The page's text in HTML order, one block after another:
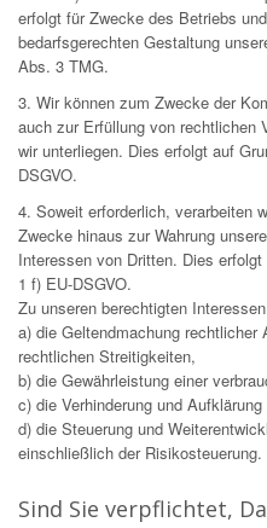
erfolgt für Zwecke des Betriebs
bedarfsgerechten Gestaltung
Abs. 3 TMG.
3. Wir können zum Zwecke der
auch zur Erfüllung von rechtlichen
wir unterliegen. Dies erfolgt auf
DSGVO.
4. Soweit erforderlich, verarbeiten
Zwecke hinaus zur Wahrung
Interessen von Dritten. Dies
1 f) EU-DSGVO.
Zu unseren berechtigten
a) die Geltendmachung rechtlicher
rechtlichen Streitigkeiten,
b) die Gewährleistung einer
c) die Verhinderung und
d) die Steuerung und
einschließlich der Risikosteuerung.
Sind Sie verpflichtet,